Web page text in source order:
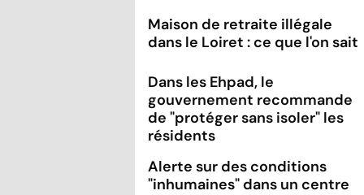
Maison de retraite illégale
dans le Loiret : ce que l'on sait
Dans les Ehpad, le
gouvernement recommande
de "protéger sans isoler" les
résidents
Alerte sur des conditions
"inhumaines" dans un centre